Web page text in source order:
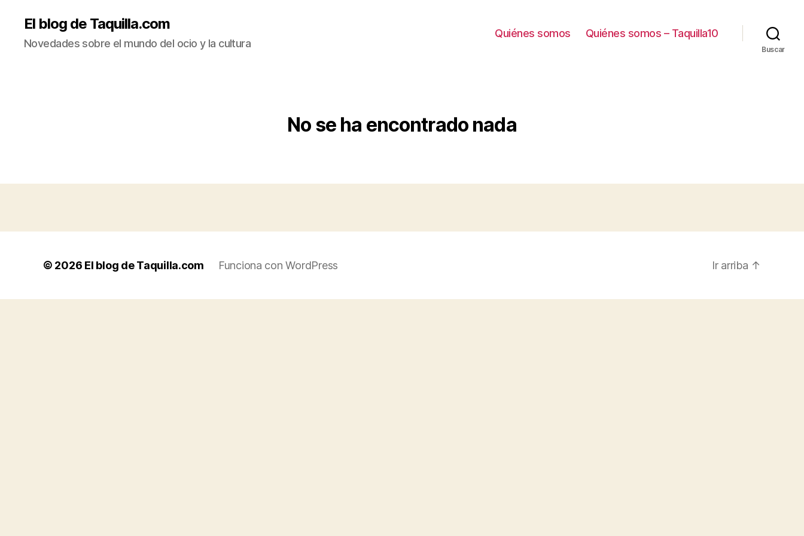
El blog de Taquilla.com
Novedades sobre el mundo del ocio y la cultura
Quiénes somos Quiénes somos – Taquilla10
Buscar
No se ha encontrado nada
© 2026 El blog de Taquilla.com Funciona con WordPress Ir arriba ↑